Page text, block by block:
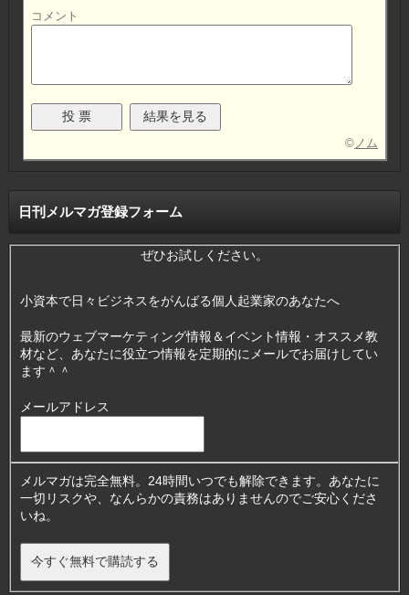
コメント
© ノム
日刊メルマガ登録フォーム
ぜひお試しください。
小資本で日々ビジネスをがんばる個人起業家のあなたへ
最新のウェブマーケティング情報＆イベント情報・オススメ教
材など、あなたに役立つ情報を定期的にメールでお届けしてい
ます＾＾
メールアドレス
メルマガは完全無料。24時間いつでも解除できます。あなたに
一切リスクや、なんらかの責務はありませんのでご安心くださ
いね。